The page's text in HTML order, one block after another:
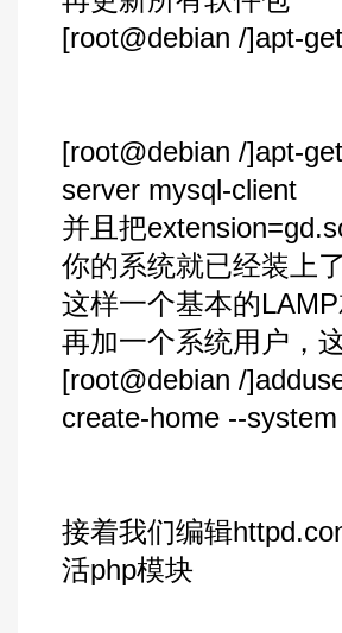
[root@debian /]apt-
[root@debian /]apt-
server mysql-client
并且把
你的系统就已经装上
这样一个基本的
再加一个系统用户，
[root@debian /
create-home --
接着我们编辑
活php模块